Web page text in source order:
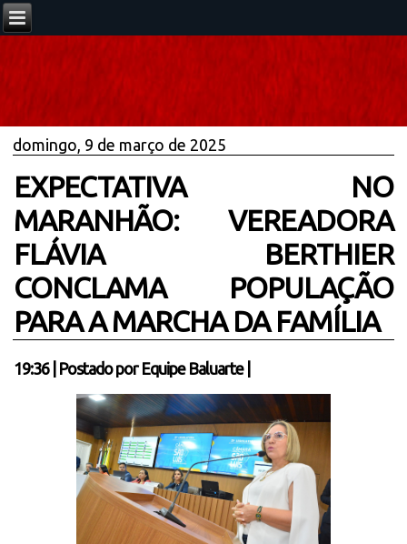
domingo, 9 de março de 2025
EXPECTATIVA NO
MARANHÃO: VEREADORA
FLÁVIA BERTHIER
CONCLAMA POPULAÇÃO
PARA A MARCHA DA FAMÍLIA
19:36| Postado por Equipe Baluarte